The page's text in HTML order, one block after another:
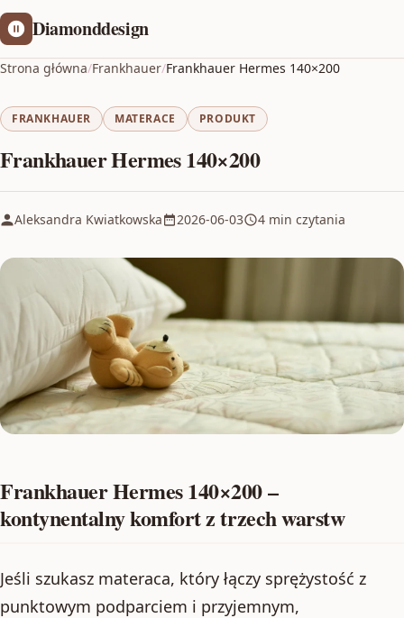
Diamonddesign
Strona główna/Frankhauer/Frankhauer Hermes 140×200
FRANKHAUER MATERACE PRODUKT
Frankhauer Hermes 140×200
Aleksandra Kwiatkowska 2026-06-03 4 min czytania
Frankhauer Hermes 140×200 –
kontynentalny komfort z trzech warstw
Jeśli szukasz materaca, który łączy sprężystość z
punktowym podparciem i przyjemnym,